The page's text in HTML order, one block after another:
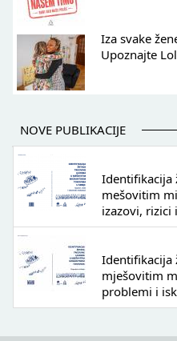
Iza svake
Upoznajte
NOVE PUBLIKACIJE
Identifikacija
mešovitim
izazovi, rizici
Identifikacija
mješovitim
problemi i